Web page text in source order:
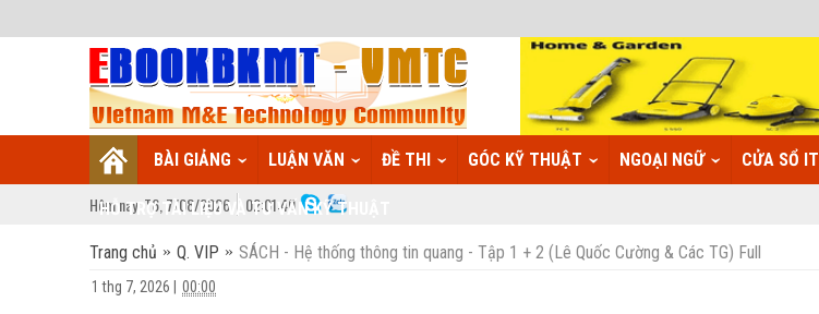
BÀI GIẢNG LUẬN VĂN ĐỀ THI GÓC KỸ THUẬT NGOẠI NGỮ CỬA SỔ IT
HỖ TRỢ TÀI LIỆU VÀ TƯ VẤN KỸ THUẬT
Hôm nay: T6, 7/08/2026 02:01:41
Trang chủ Q. VIP SÁCH - Hệ thống thông tin quang - Tập 1 + 2 (Lê Quốc Cường & Các TG) Full
1 thg 7, 2026 00:00